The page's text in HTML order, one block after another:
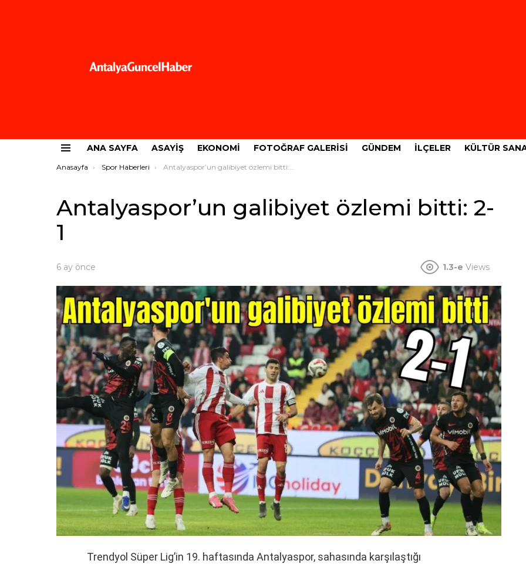
ANA SAYFA ASAYIŞ EKONOMI FOTOĞRAF GALERISI GÜNDEM İLÇELER KÜLTÜR
Buradasınız:
Anasayfa Spor Haberleri Antalyaspor’un galibiyet özlemi bitti: 2-1
Antalyaspor’un galibiyet özlemi bitti: 2-
1
6 ay önce 1.3-e Views
Trendyol Süper Lig’in 19. haftasında Antalyaspor, sahasında karşılaştığı